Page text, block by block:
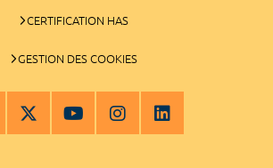
CERTIFICATION HAS
GESTION DES COOKIES